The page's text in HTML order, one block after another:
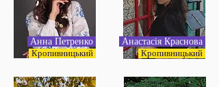
Кропивницький Кропивницький
Анастасія Краснова
Анна Петренко